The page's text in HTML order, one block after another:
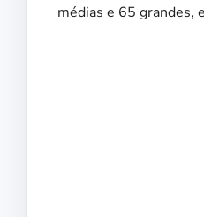
médias e 65 grandes,